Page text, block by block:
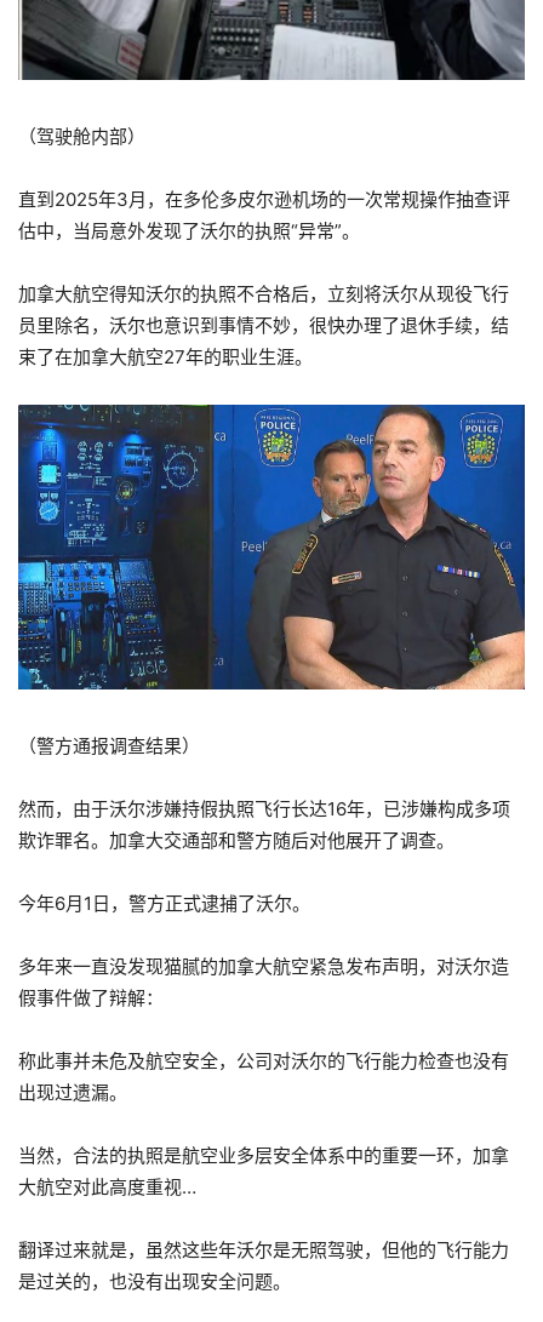
（驾驶舱内部）
直到2025年3月，在多伦多皮尔逊机场的一次常规操作抽查评
估中，当局意外发现了沃尔的执照“异常”。
加拿大航空得知沃尔的执照不合格后，立刻将沃尔从现役飞行
员里除名，沃尔也意识到事情不妙，很快办理了退休手续，结
束了在加拿大航空27年的职业生涯。
（警方通报调查结果）
然而，由于沃尔涉嫌持假执照飞行长达16年，已涉嫌构成多项
欺诈罪名。加拿大交通部和警方随后对他展开了调查。
今年6月1日，警方正式逮捕了沃尔。
多年来一直没发现猫腻的加拿大航空紧急发布声明，对沃尔造
假事件做了辩解：
称此事并未危及航空安全，公司对沃尔的飞行能力检查也没有
出现过遗漏。
当然，合法的执照是航空业多层安全体系中的重要一环，加拿
大航空对此高度重视…
翻译过来就是，虽然这些年沃尔是无照驾驶，但他的飞行能力
是过关的，也没有出现安全问题。